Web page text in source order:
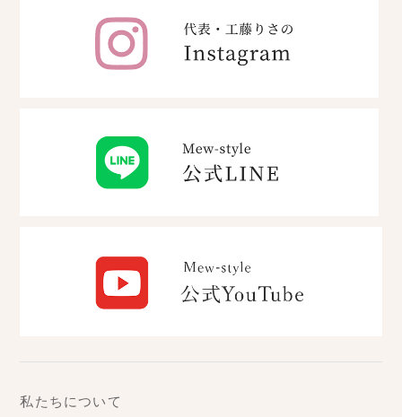
私たちについて